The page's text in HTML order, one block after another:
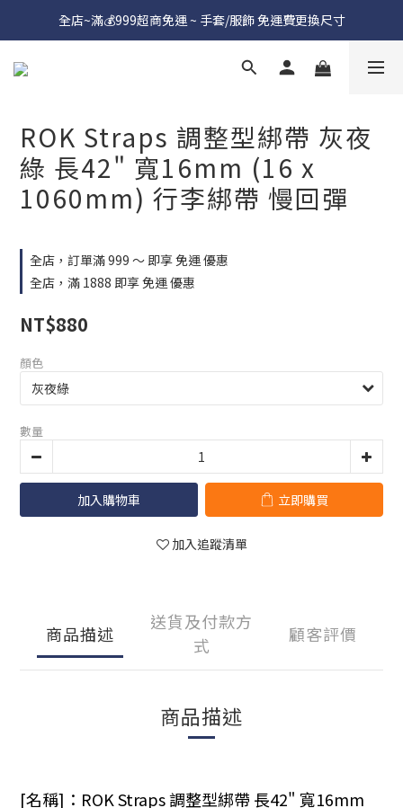
全店~滿💰999超商免運 ~ 手套/服飾 免運費更換尺寸
ROK Straps 調整型綁帶 灰夜
綠 長42" 寬16mm (16 x
1060mm) 行李綁帶 慢回彈
全店，訂單滿 999 ～ 即享 免運 優惠
全店，滿 1888 即享 免運 優惠
NT$880
顏色
數量
加入購物車 立即購買
加入追蹤清單
商品描述
送貨及付款方
式
顧客評價
商品描述
[名稱]：ROK Straps 調整型綁帶 長42" 寬16mm